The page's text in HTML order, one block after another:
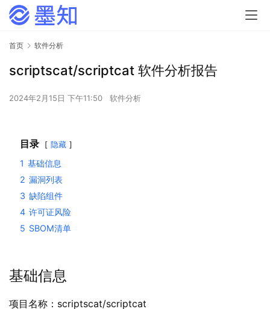
首页 软件分析
scriptscat/scriptcat 软件分析报告
2024年2月15日 下午11:50 软件分析
目录 隐藏
1 基础信息
2 漏洞列表
3 缺陷组件
4 许可证风险
5 SBOM清单
基础信息
项目名称：scriptscat/scriptcat